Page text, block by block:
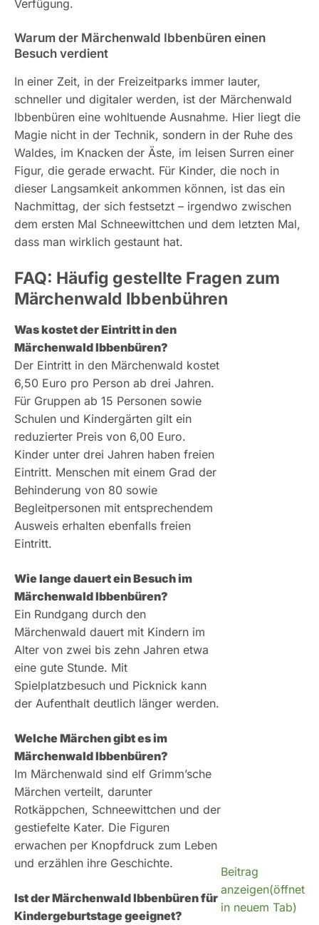
Verfügung.
Warum der Märchenwald Ibbenbüren einen
Besuch verdient
In einer Zeit, in der Freizeitparks immer lauter,
schneller und digitaler werden, ist der Märchenwald
Ibbenbüren eine wohltuende Ausnahme. Hier liegt die
Magie nicht in der Technik, sondern in der Ruhe des
Waldes, im Knacken der Äste, im leisen Surren einer
Figur, die gerade erwacht. Für Kinder, die noch in
dieser Langsamkeit ankommen können, ist das ein
Nachmittag, der sich festsetzt – irgendwo zwischen
dem ersten Mal Schneewittchen und dem letzten Mal,
dass man wirklich gestaunt hat.
FAQ: Häufig gestellte Fragen zum
Märchenwald Ibbenbühren
Was kostet der Eintritt in den
Märchenwald Ibbenbüren?
Der Eintritt in den Märchenwald kostet
6,50 Euro pro Person ab drei Jahren.
Für Gruppen ab 15 Personen sowie
Schulen und Kindergärten gilt ein
reduzierter Preis von 6,00 Euro.
Kinder unter drei Jahren haben freien
Eintritt. Menschen mit einem Grad der
Behinderung von 80 sowie
Begleitpersonen mit entsprechendem
Ausweis erhalten ebenfalls freien
Eintritt.
Wie lange dauert ein Besuch im
Märchenwald Ibbenbüren?
Ein Rundgang durch den
Märchenwald dauert mit Kindern im
Alter von zwei bis zehn Jahren etwa
eine gute Stunde. Mit
Spielplatzbesuch und Picknick kann
der Aufenthalt deutlich länger werden.
Welche Märchen gibt es im
Märchenwald Ibbenbüren?
Im Märchenwald sind elf Grimm’sche
Märchen verteilt, darunter
Rotkäppchen, Schneewittchen und der
gestiefelte Kater. Die Figuren
erwachen per Knopfdruck zum Leben
und erzählen ihre Geschichte.
Ist der Märchenwald Ibbenbüren für
Kindergeburtstage geeignet?
Beitrag
anzeigen(öffnet
in neuem Tab)